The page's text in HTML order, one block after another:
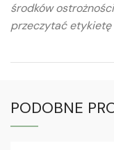
środków
przeczytać
PODOBNE